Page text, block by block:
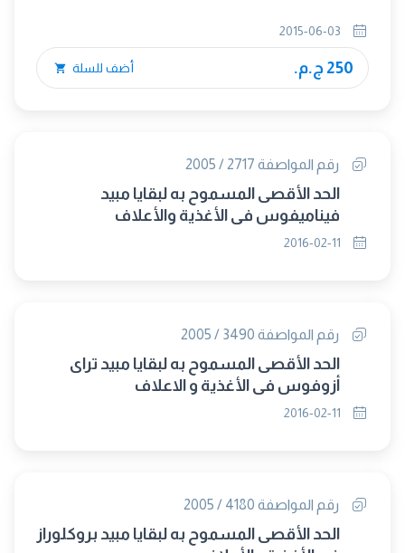
250 ج.م. أضف للسلة
رقم المواصفة 2717 / 2005
الحد الأقصى المسموح به لبقايا مبيد
فيناميفوس في الأغذية والأعلاف
رقم المواصفة 3490 / 2005
الحد الأقصى المسموح به لبقايا مبيد تراى
أزوفوس فى الأغذية و الاعلاف
رقم المواصفة 4180 / 2005
الحد الأقصى المسموح به لبقايا مبيد بروكلوراز